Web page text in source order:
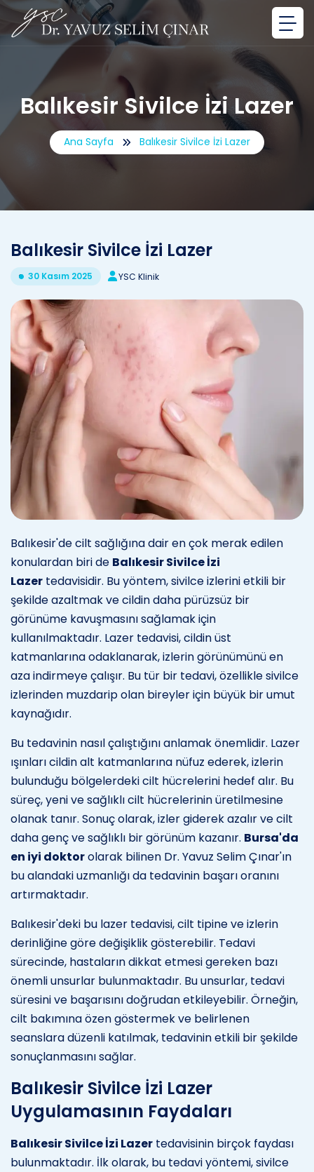
Balıkesir Sivilce İzi Lazer
Ana Sayfa Balıkesir Sivilce İzi Lazer
Balıkesir Sivilce İzi Lazer
30 Kasım 2025 YSC Klinik
Balıkesir'de cilt sağlığına dair en çok merak edilen
konulardan biri de Balıkesir Sivilce İzi
Lazer tedavisidir. Bu yöntem, sivilce izlerini etkili bir
şekilde azaltmak ve cildin daha pürüzsüz bir
görünüme kavuşmasını sağlamak için
kullanılmaktadır. Lazer tedavisi, cildin üst
katmanlarına odaklanarak, izlerin görünümünü en
aza indirmeye çalışır. Bu tür bir tedavi, özellikle sivilce
izlerinden muzdarip olan bireyler için büyük bir umut
kaynağıdır.
Bu tedavinin nasıl çalıştığını anlamak önemlidir. Lazer
ışınları cildin alt katmanlarına nüfuz ederek, izlerin
bulunduğu bölgelerdeki cilt hücrelerini hedef alır. Bu
süreç, yeni ve sağlıklı cilt hücrelerinin üretilmesine
olanak tanır. Sonuç olarak, izler giderek azalır ve cilt
daha genç ve sağlıklı bir görünüm kazanır. Bursa'da
en iyi doktorolarak bilinen Dr. Yavuz Selim Çınar'ın
bu alandaki uzmanlığı da tedavinin başarı oranını
artırmaktadır.
Balıkesir'deki bu lazer tedavisi, cilt tipine ve izlerin
derinliğine göre değişiklik gösterebilir. Tedavi
sürecinde, hastaların dikkat etmesi gereken bazı
önemli unsurlar bulunmaktadır. Bu unsurlar, tedavi
süresini ve başarısını doğrudan etkileyebilir. Örneğin,
cilt bakımına özen göstermek ve belirlenen
seanslara düzenli katılmak, tedavinin etkili bir şekilde
sonuçlanmasını sağlar.
Balıkesir Sivilce İzi Lazer
Uygulamasının Faydaları
Balıkesir Sivilce İzi Lazer tedavisinin birçok faydası
bulunmaktadır. İlk olarak, bu tedavi yöntemi, sivilce